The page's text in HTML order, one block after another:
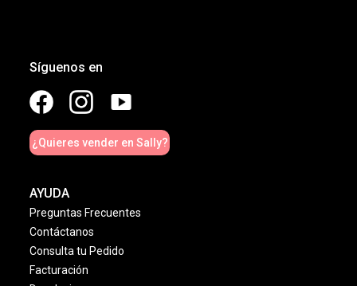
Síguenos en
¿Quieres vender en Sally?
AYUDA
Preguntas Frecuentes
Contáctanos
Consulta tu Pedido
Facturación